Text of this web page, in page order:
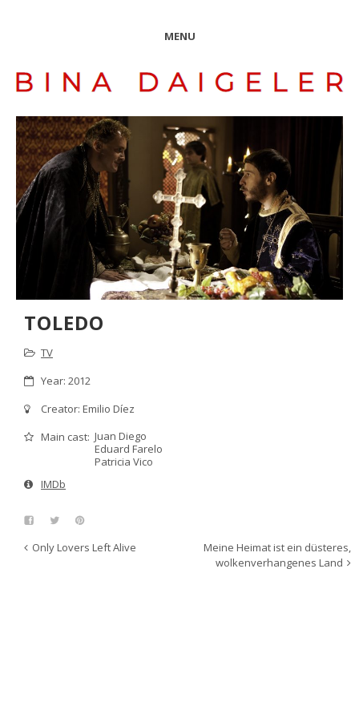
MENU
TOLEDO
TV
Year: 2012
Creator: Emilio Díez
Main cast: Juan Diego
Eduard Farelo
Patricia Vico
IMDb
Only Lovers Left Alive
Meine Heimat ist ein düsteres,
wolkenverhangenes Land